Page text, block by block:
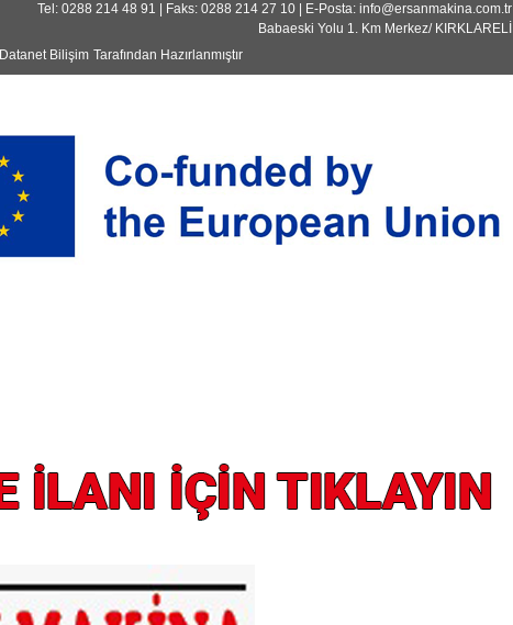
Tel: 0288 214 48 91 | Faks: 0288 214 27 10 | E-Posta: info@ersanmakina.com.tr
Babaeski Yolu 1. Km Merkez/ KIRKLARELİ
Datanet Bilişim Tarafından Hazırlanmıştır